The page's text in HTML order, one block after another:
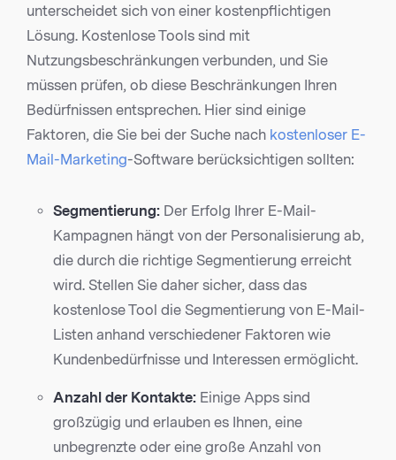
unterscheidet sich von einer kostenpflichtigen
Lösung. Kostenlose Tools sind mit
Nutzungsbeschränkungen verbunden, und Sie
müssen prüfen, ob diese Beschränkungen Ihren
Bedürfnissen entsprechen. Hier sind einige
Faktoren, die Sie bei der Suche nach kostenloser E-
Mail-Marketing-Software berücksichtigen sollten:
Segmentierung: Der Erfolg Ihrer E-Mail-
Kampagnen hängt von der Personalisierung ab,
die durch die richtige Segmentierung erreicht
wird. Stellen Sie daher sicher, dass das
kostenlose Tool die Segmentierung von E-Mail-
Listen anhand verschiedener Faktoren wie
Kundenbedürfnisse und Interessen ermöglicht.
Anzahl der Kontakte: Einige Apps sind
großzügig und erlauben es Ihnen, eine
unbegrenzte oder eine große Anzahl von